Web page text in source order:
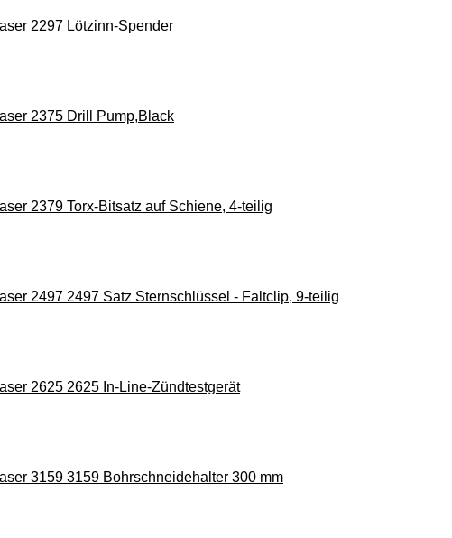
2297 Lötzinn-Spender
2375 Drill Pump,Black
2379 Torx-Bitsatz auf Schiene, 4-teilig
2497 2497 Satz Sternschlüssel - Faltclip, 9-teilig
2625 2625 In-Line-Zündtestgerät
3159 3159 Bohrschneidehalter 300 mm